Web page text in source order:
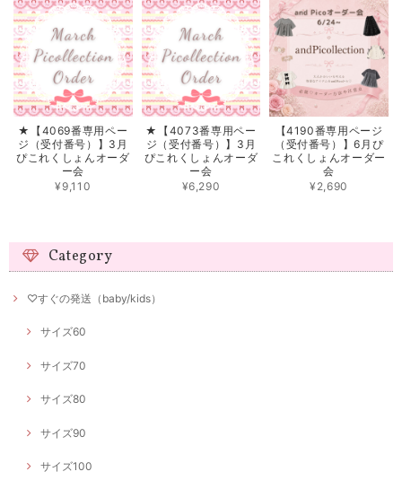
★【4069番専用ペー
ジ（受付番号）】3月
ぴこれくしょんオーダ
ー会
¥9,110
★【4073番専用ペー
ジ（受付番号）】3月
ぴこれくしょんオーダ
ー会
¥6,290
【4190番専用ページ
（受付番号）】6月ぴ
これくしょんオーダー
会
¥2,690
Category
♡すぐの発送（baby/kids）
サイズ60
サイズ70
サイズ80
サイズ90
サイズ100